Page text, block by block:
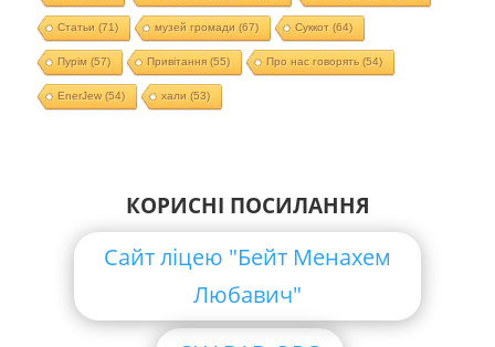
Статьи (71) музей громади (67) Суккот (64)
Пурім (57) Привітання(55) Про нас говорять (54)
EnerJew(54) хали (53)
КОРИСНІ ПОСИЛАННЯ
Сайт ліцею "Бейт Менахем
Любавич"